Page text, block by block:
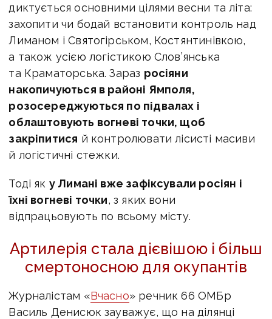
диктується основними цілями весни та літа:
захопити чи бодай встановити контроль над
Лиманом і Святогірськом, Костянтинівкою,
а також усією логістикою Слов’янська
та Краматорська. Зараз росіяни
накопичуються в районі Ямполя,
розосереджуються по підвалах і
облаштовують вогневі точки, щоб
закріпитися й контролювати лісисті масиви
й логістичні стежки.
Тоді як у Лимані вже зафіксували росіян і
їхні вогневі точки, з яких вони
відпрацьовують по всьому місту.
Артилерія стала дієвішою і більш
смертоносною для окупантів
Журналістам «Вчасно» речник 66 ОМБр
Василь Денисюк зауважує, що на ділянці